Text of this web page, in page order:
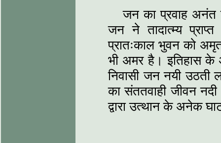
जन का प्रवाह अनंत
जन ने तादात्म्य
प्रातःकाल भुवन को
भी अमर है। इतिहास के
निवासी जन नयी
का संततवाही जीवन
द्वारा उत्थान के अनेक